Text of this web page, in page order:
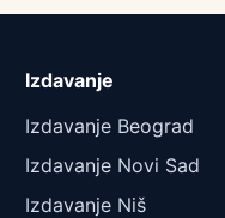
Izdavanje
Izdavanje Beograd
Izdavanje Novi Sad
Izdavanje Niš